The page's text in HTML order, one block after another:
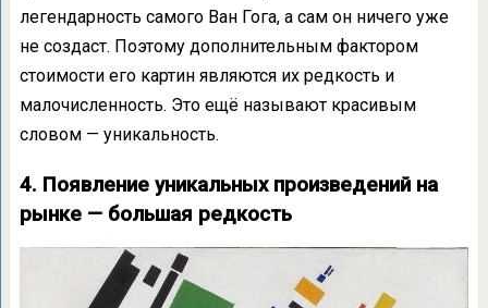
легендарность самого Ван Гога, а сам он ничего уже
не создаст. Поэтому дополнительным фактором
стоимости его картин являются их редкость и
малочисленность. Это ещё называют красивым
словом — уникальность.
4. Появление уникальных произведений на
рынке — большая редкость